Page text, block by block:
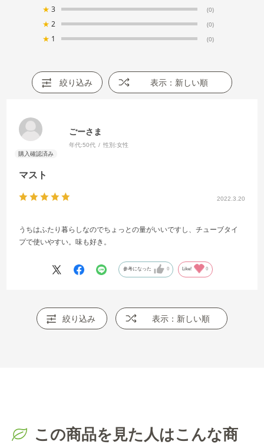
★ 3 (0)
★ 2 (0)
★ 1 (0)
絞り込み 表示：新しい順
2022.3.20
マスト
ごーさま
年代:50代 性別:女性
うちはふたり暮らしなのでちょっとの量がいいですし、チューブタイ
プで使いやすい。味も好き。
参考になった 0 Like! 0
絞り込み 表示：新しい順
この商品を見た人はこんな商